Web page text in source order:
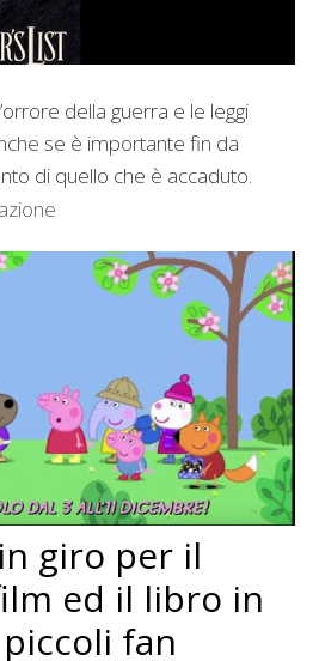
della guerra e le leggi
se è importante fin da
di quello che è accaduto.
giro per il
ed il libro in
fan